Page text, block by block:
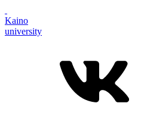
Kaino
university